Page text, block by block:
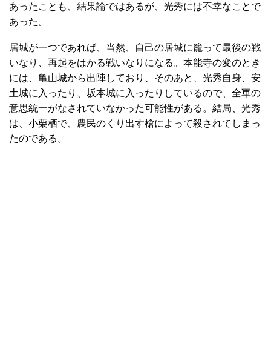
あったことも、結果論ではあるが、光秀には不幸なことで
あった。
居城が一つであれば、当然、自己の居城に籠って最後の戦
いなり、再起をはかる戦いなりになる。本能寺の変のとき
には、亀山城から出陣しており、そのあと、光秀自身、安
土城に入ったり、坂本城に入ったりしているので、全軍の
意思統一がなされていなかった可能性がある。結局、光秀
は、小栗栖で、農民のくり出す槍によって殺されてしまっ
たのである。